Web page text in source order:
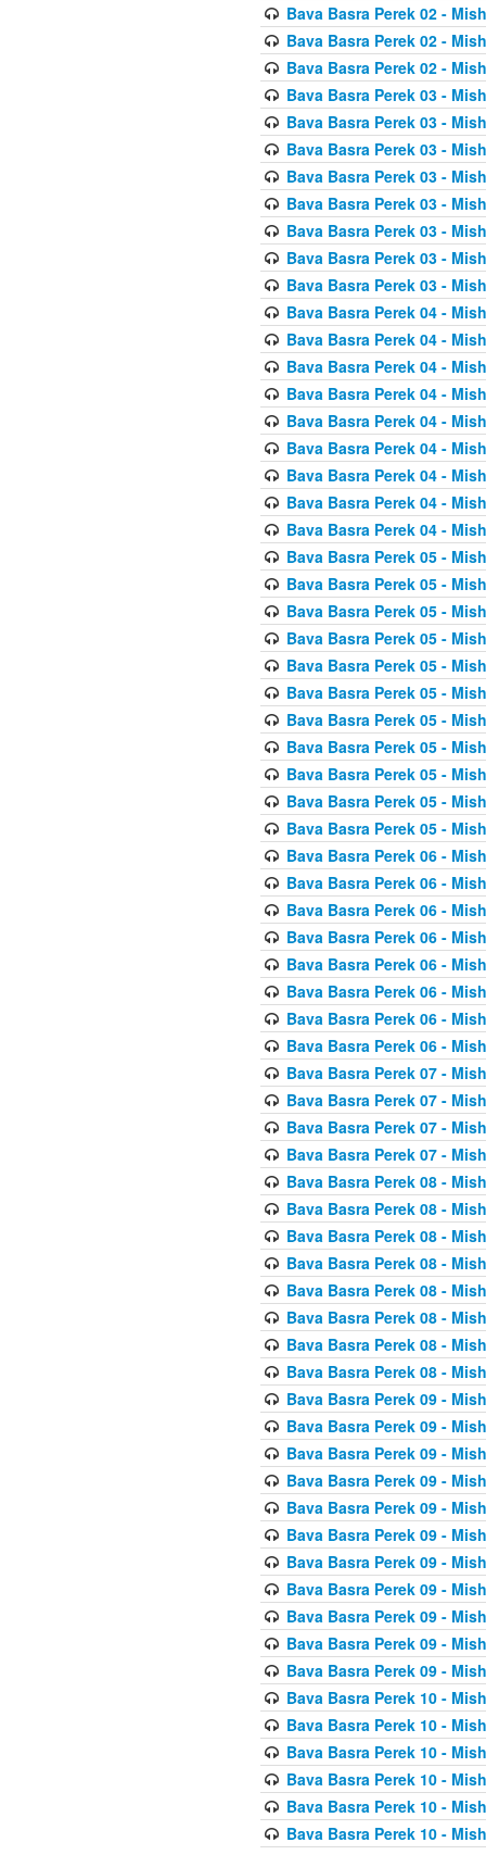
Bava Basra Perek 02 -
Bava Basra Perek 02 -
Bava Basra Perek 02 -
Bava Basra Perek 03 -
Bava Basra Perek 03 -
Bava Basra Perek 03 -
Bava Basra Perek 03 -
Bava Basra Perek 03 -
Bava Basra Perek 03 -
Bava Basra Perek 03 -
Bava Basra Perek 03 -
Bava Basra Perek 04 -
Bava Basra Perek 04 -
Bava Basra Perek 04 -
Bava Basra Perek 04 -
Bava Basra Perek 04 -
Bava Basra Perek 04 -
Bava Basra Perek 04 -
Bava Basra Perek 04 -
Bava Basra Perek 04 -
Bava Basra Perek 05 -
Bava Basra Perek 05 -
Bava Basra Perek 05 -
Bava Basra Perek 05 -
Bava Basra Perek 05 -
Bava Basra Perek 05 -
Bava Basra Perek 05 -
Bava Basra Perek 05 -
Bava Basra Perek 05 -
Bava Basra Perek 05 -
Bava Basra Perek 05 -
Bava Basra Perek 06 -
Bava Basra Perek 06 -
Bava Basra Perek 06 -
Bava Basra Perek 06 -
Bava Basra Perek 06 -
Bava Basra Perek 06 -
Bava Basra Perek 06 -
Bava Basra Perek 06 -
Bava Basra Perek 07 -
Bava Basra Perek 07 -
Bava Basra Perek 07 -
Bava Basra Perek 07 -
Bava Basra Perek 08 -
Bava Basra Perek 08 -
Bava Basra Perek 08 -
Bava Basra Perek 08 -
Bava Basra Perek 08 -
Bava Basra Perek 08 -
Bava Basra Perek 08 -
Bava Basra Perek 08 -
Bava Basra Perek 09 -
Bava Basra Perek 09 -
Bava Basra Perek 09 -
Bava Basra Perek 09 -
Bava Basra Perek 09 -
Bava Basra Perek 09 -
Bava Basra Perek 09 -
Bava Basra Perek 09 -
Bava Basra Perek 09 -
Bava Basra Perek 09 -
Bava Basra Perek 09 -
Bava Basra Perek 10 -
Bava Basra Perek 10 -
Bava Basra Perek 10 -
Bava Basra Perek 10 -
Bava Basra Perek 10 -
Bava Basra Perek 10 -